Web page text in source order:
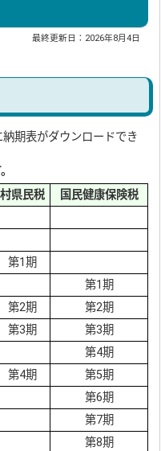
最終更新日： 2026年8月4日
期表がダウンロードでき
村県民税
国民健康保険税
第1期
第1期
第2期
第2期
第3期
第3期
第4期
第4期
第5期
第6期
第7期
第8期